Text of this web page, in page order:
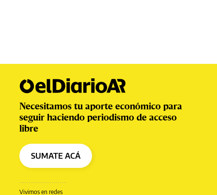
Vivimos en redes
Necesitamos tu aporte económico para
seguir haciendo periodismo de acceso
libre
SUMATE ACÁ